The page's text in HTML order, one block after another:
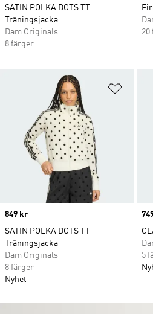
SATIN POLKA DOTS TT
Träningsjacka
Dam Originals
8 färger
20
Lägg
Price
849 kr
SATIN POLKA DOTS TT
Träningsjacka
Dam Originals
8 färger
Nyhet
5